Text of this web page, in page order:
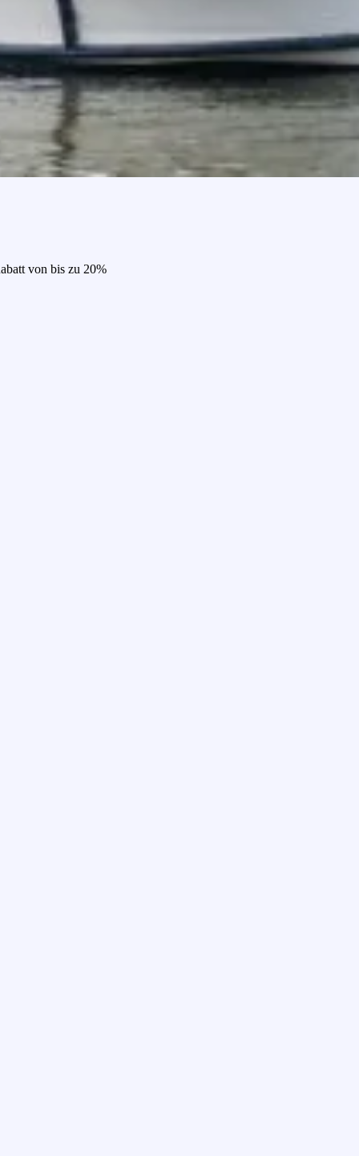
von bis zu 20%